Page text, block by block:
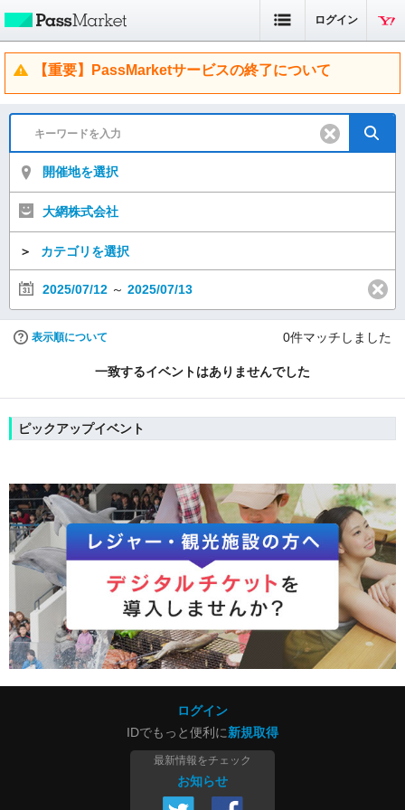
ログイン
【重要】PassMarketサービスの終了について
開催地を選択
大網株式会社
＞ カテゴリを選択
2025/07/12 ～ 2025/07/13
表示順について 0件マッチしました
一致するイベントはありませんでした
ピックアップイベント
ログイン
IDでもっと便利に新規取得
最新情報をチェック
お知らせ